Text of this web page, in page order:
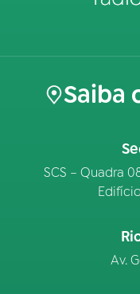
Saiba
SCS – Quadra
Av.